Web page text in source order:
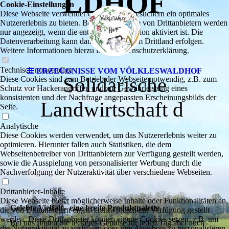
ERZEUGNISSE VOM VÖLKLESWALDHOF
Solidarische
Landwirtschaft d
Gelebte Vielfalt - eine breite Produktpalette
Bei uns finden Sie leckeres Gemüse für jeden Tag aber auch
Cookie-Einstellungen
Diese Webseite verwendet Cookies, um Besuchern ein optimales
Nutzererlebnis zu bieten. Bestimmte Inhalte von Drittanbietern werden
nur angezeigt, wenn die entsprechende Option aktiviert ist. Die
Datenverarbeitung kann dann auch in einem Drittland erfolgen.
Weitere Informationen hierzu in der Datenschutzerklärung.
Technisch notwendige
Diese Cookies sind zum Betrieb der Webseite notwendig, z.B. zum
Schutz vor Hackerangriffen und zur Gewährleistung eines
konsistenten und der Nachfrage angepassten Erscheinungsbilds der
Seite.
Analytische
Diese Cookies werden verwendet, um das Nutzererlebnis weiter zu
optimieren. Hierunter fallen auch Statistiken, die dem
Webseitenbetreiber von Drittanbietern zur Verfügung gestellt werden,
sowie die Ausspielung von personalisierter Werbung durch die
Nachverfolgung der Nutzeraktivität über verschiedene Webseiten.
Drittanbieter-Inhalte
Diese Webseite bietet möglicherweise Inhalte oder Funktionalitäten an,
die von Drittanbietern eigenverantwortlich zur Verfügung gestellt
werden. Diese Drittanbieter können eigene Cookies setzen, z.B. um